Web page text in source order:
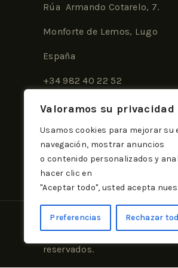
Valoramos su privacidad
Usamos cookies para mejorar su
navegación, mostrar anuncios
o contenido personalizados y
hacer clic en
"Aceptar todo", usted acepta
Preferencias Rechazar
Rúa Armando Cotarelo, 7.
Monforte de Lemos, Lugo
España
+34 982 40 22 52
+34 699 40 86 22
info@dlodeiro.com
© 2026 Todos los
derechos
reservados.